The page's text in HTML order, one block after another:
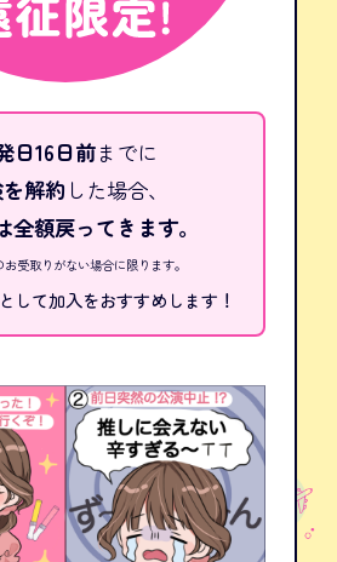
日16日前までに
解約 した場合、
全額戻ってきます。
受取りがない場合に限ります。
して加入をおすすめします！